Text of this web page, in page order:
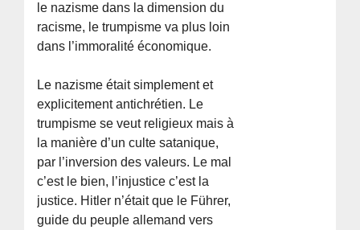
le nazisme dans la dimension du
racisme, le trumpisme va plus loin
dans l’immoralité économique.
Le nazisme était simplement et
explicitement antichrétien. Le
trumpisme se veut religieux mais à
la manière d’un culte satanique,
par l’inversion des valeurs. Le mal
c’est le bien, l’injustice c’est la
justice. Hitler n’était que le Führer,
guide du peuple allemand vers